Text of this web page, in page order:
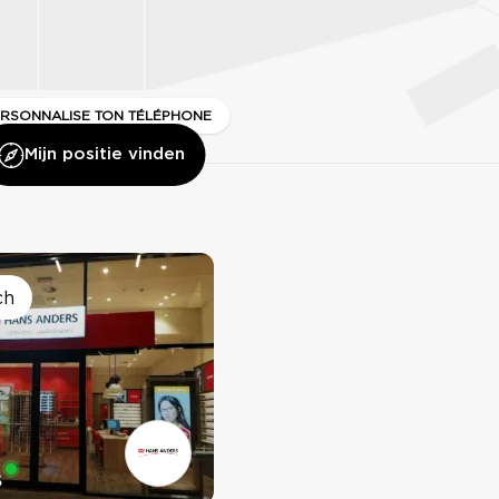
SERGENT MAJOR
DI
TON TÉLÉPHONE
Mijn positie vinden